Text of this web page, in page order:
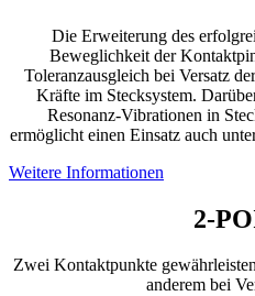
Die Erweiterung des
Beweglichkeit der
Toleranzausgleich bei Versatz
Kräfte im Stecksystem.
Resonanz‐Vibrationen in
ermöglicht einen Einsatz auch
Weitere Informationen
2-
Zwei Kontaktpunkte
anderem bei